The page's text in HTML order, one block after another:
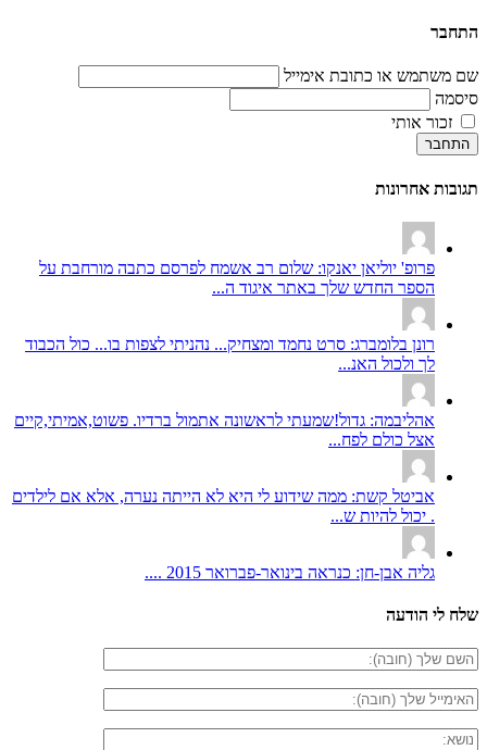
התחבר
שם משתמש או כתובת אימייל
סיסמה
זכור אותי
התחבר
תגובות אחרונות
פרופ' יוליאן יאנקו: שלום רב אשמח לפרסם כתבה מורחבת על
הספר החדש שלך באתר איגוד ה...
רונן בלומברג: סרט נחמד ומצחיק... נהניתי לצפות בו... כול הכבוד
לך ולכול האנ...
אהליבמה: גדול!שמעתי לראשונה אתמול ברדיו. פשוט,אמיתי,קיים
אצל כולם לפח...
אביטל קשת: ממה שידוע לי היא לא הייתה נערה, אלא אם לילדים
. יכול להיות ש...
גליה אבן-חן: כנראה בינואר-פברואר 2015 ....
שלח לי הודעה